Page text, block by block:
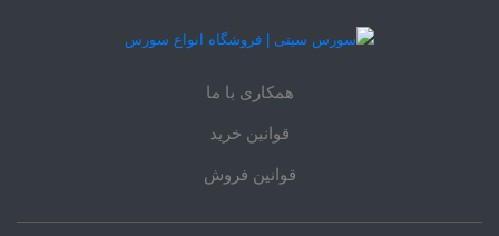
همکاری با ما
قوانین خرید
قوانین فروش